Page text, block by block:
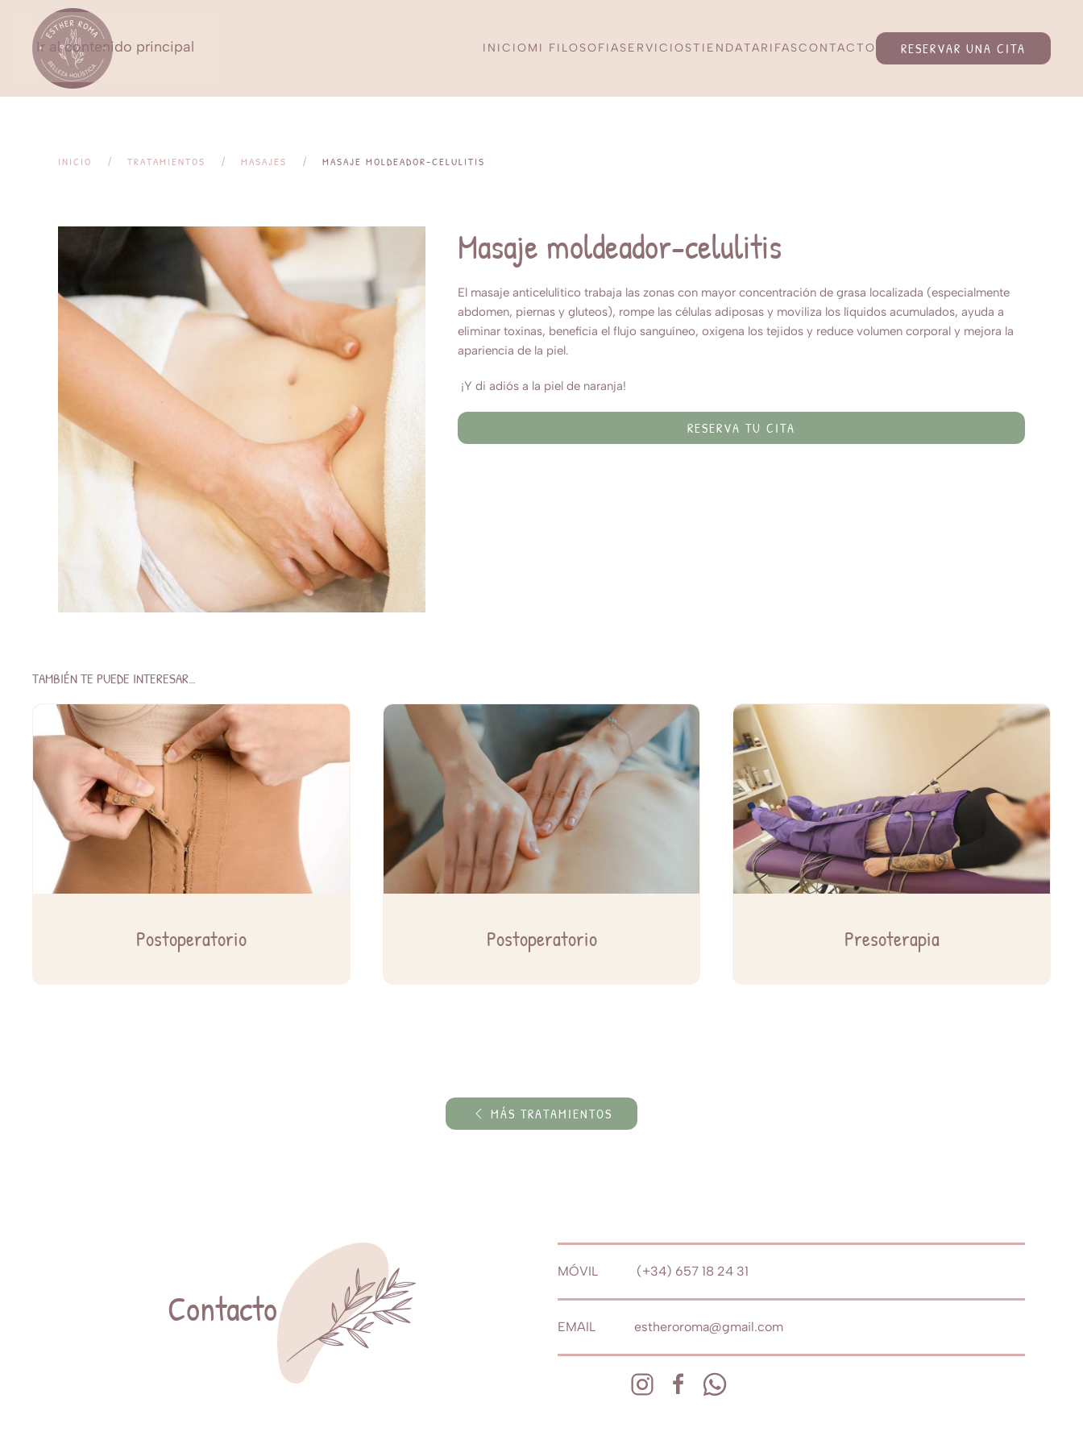
Ir al contenido principal INICIOMI FILOSOFIASERVICIOSTIENDATARIFASCONTACTO RESERVAR UNA CITA
INICIO TRATAMIENTOS MASAJES MASAJE MOLDEADOR-CELULITIS
Masaje moldeador-celulitis
El masaje anticelulítico trabaja las zonas con mayor concentración de grasa localizada (especialmente
abdomen, piernas y gluteos), rompe las células adiposas y moviliza los líquidos acumulados, ayuda a
eliminar toxinas, beneficia el flujo sanguíneo, oxigena los tejidos y reduce volumen corporal y mejora la
apariencia de la piel.
¡Y di adiós a la piel de naranja!
RESERVA TU CITA
TAMBIÉN TE PUEDE INTERESAR…
Postoperatorio Postoperatorio Presoterapia
MÁS TRATAMIENTOS
Contacto
MÓVIL (+34) 657 18 24 31
EMAIL estheroroma@gmail.com